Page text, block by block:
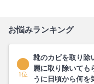
お悩みランキング
1位
靴のカビを取り除
麗に取り除いても
うに日頃から何を